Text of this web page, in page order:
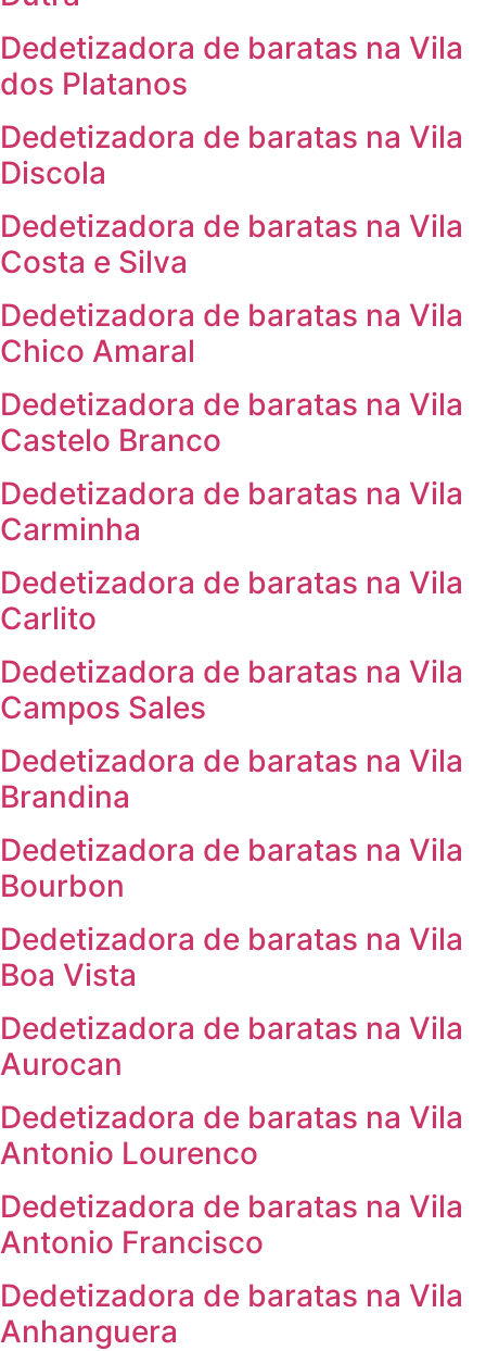
Dedetizadora de baratas na Vila
dos Platanos
Dedetizadora de baratas na Vila
Discola
Dedetizadora de baratas na Vila
Costa e Silva
Dedetizadora de baratas na Vila
Chico Amaral
Dedetizadora de baratas na Vila
Castelo Branco
Dedetizadora de baratas na Vila
Carminha
Dedetizadora de baratas na Vila
Carlito
Dedetizadora de baratas na Vila
Campos Sales
Dedetizadora de baratas na Vila
Brandina
Dedetizadora de baratas na Vila
Bourbon
Dedetizadora de baratas na Vila
Boa Vista
Dedetizadora de baratas na Vila
Aurocan
Dedetizadora de baratas na Vila
Antonio Lourenco
Dedetizadora de baratas na Vila
Antonio Francisco
Dedetizadora de baratas na Vila
Anhanguera